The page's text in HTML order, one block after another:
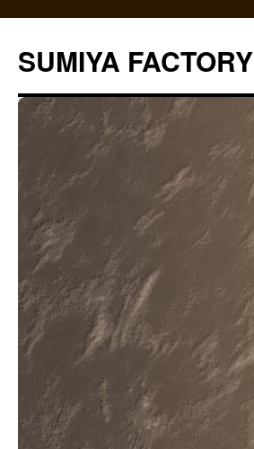
テ
ン
へ
SUMIYA FACTORY